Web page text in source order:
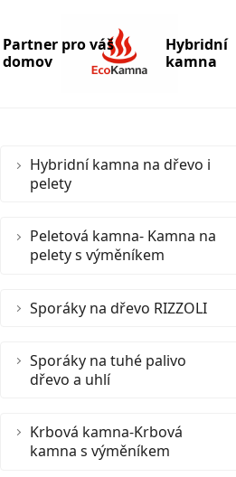
Partner pro váš
domov
Hybridní
kamna
Hybridní kamna na dřevo i
pelety
Peletová kamna- Kamna na
pelety s výměníkem
Sporáky na dřevo RIZZOLI
Sporáky na tuhé palivo
dřevo a uhlí
Krbová kamna-Krbová
kamna s výměníkem